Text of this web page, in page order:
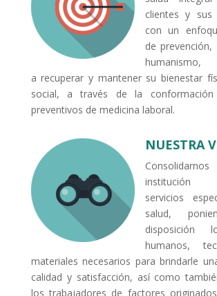
clientes y sus
con un
de
humanismo,
a recuperar y mantener su bienestar
social, a través de la conformación
preventivos de medicina laboral.
NUESTRA
servicios
salud,
disposición
humanos,
materiales necesarios para brindarle
calidad y satisfacción, así como
los trabajadores de factores